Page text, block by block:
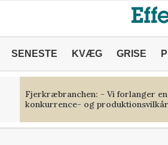
SENESTE KVÆG GRISE
Fjerkræbranchen: - Vi forlanger
konkurrence- og produktionsvilkår